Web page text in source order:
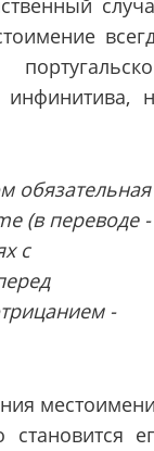
инфинитива,
обязательная
(в переводе -
с
-
становится